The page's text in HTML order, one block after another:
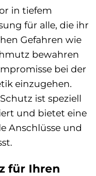
in tiefem
für alle, die ihr
Gefahren wie
bewahren
bei der
einzugehen.
ist speziell
und bietet eine
Anschlüsse und
für Ihren